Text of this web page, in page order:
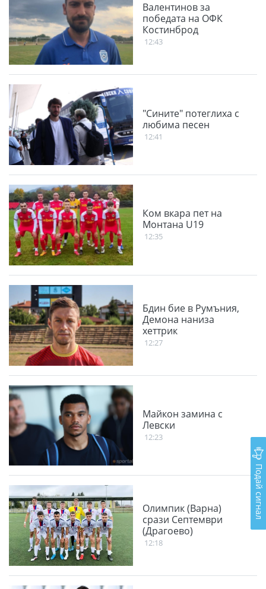
Валентинов за
победата на ОФК
Костинброд
12:43
"Сините" потеглиха с
любима песен
12:41
Ком вкара пет на
Монтана U19
12:35
Бдин бие в Румъния,
Демона наниза
хеттрик
12:27
Майкон замина с
Левски
12:23
Олимпик (Варна)
срази Септември
(Драгоево)
12:18
Подай сигнал